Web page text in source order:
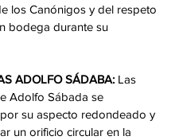
los Canónigos y del respeto
bodega durante su
ADOLFO SÁDABA: Las
Adolfo Sábada se
su aspecto redondeado y
un orificio circular en la